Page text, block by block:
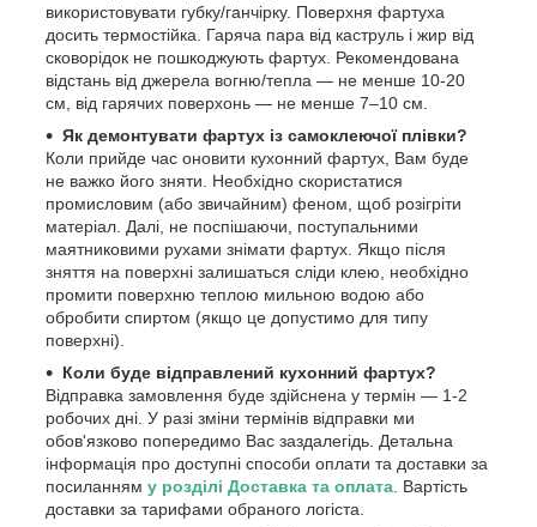
використовувати губку/ганчірку. Поверхня фартуха
досить термостійка. Гаряча пара від каструль і жир від
сковорідок не пошкоджують фартух. Рекомендована
відстань від джерела вогню/тепла — не менше 10-20
см, від гарячих поверхонь — не менше 7–10 см.
Як демонтувати фартух із самоклеючої плівки?
Коли прийде час оновити кухонний фартух, Вам буде
не важко його зняти. Необхідно скористатися
промисловим (або звичайним) феном, щоб розігріти
матеріал. Далі, не поспішаючи, поступальними
маятниковими рухами знімати фартух. Якщо після
зняття на поверхні залишаться сліди клею, необхідно
промити поверхню теплою мильною водою або
обробити спиртом (якщо це допустимо для типу
поверхні).
Коли буде відправлений кухонний фартух?
Відправка замовлення буде здійснена у термін — 1-2
робочих дні. У разі зміни термінів відправки ми
обов'язково попередимо Вас заздалегідь. Детальна
інформація про доступні способи оплати та доставки за
посиланням у розділі Доставка та оплата . Вартість
доставки за тарифами обраного логіста.